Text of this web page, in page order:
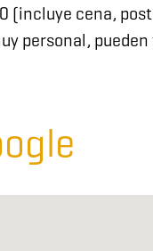
(incluye cena,
personal,